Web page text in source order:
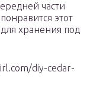
части
этот
хранения под
diy-cedar-